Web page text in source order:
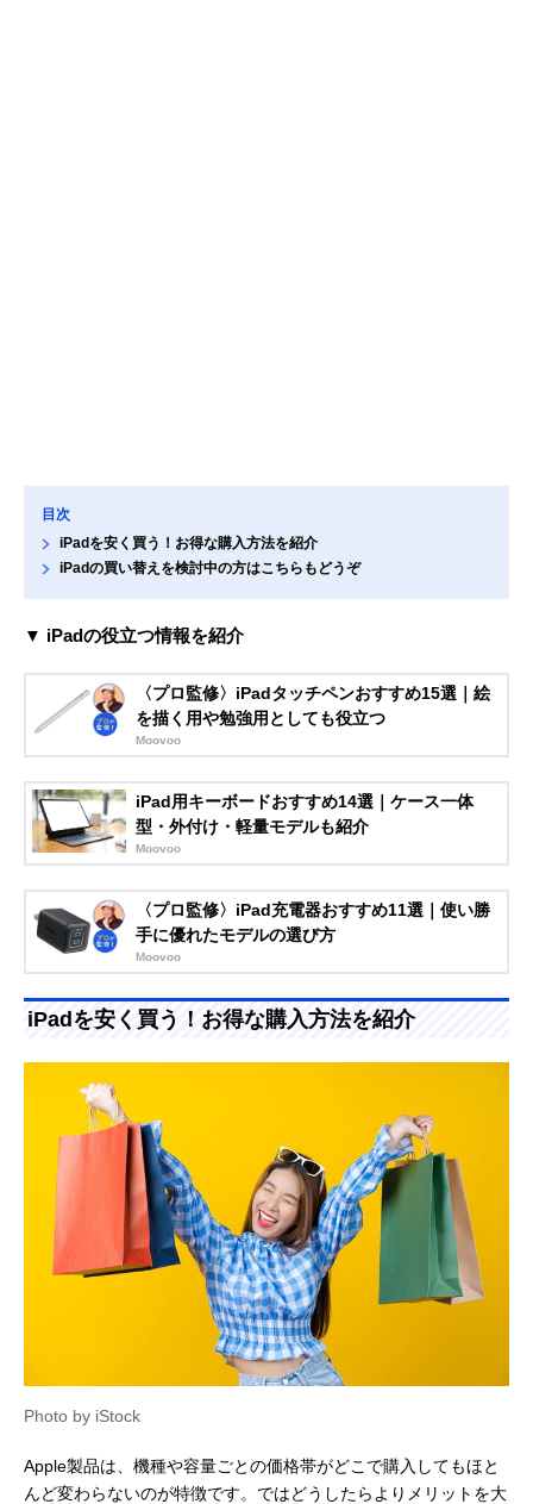
目次
iPadを安く買う！お得な購入方法を紹介
iPadの買い替えを検討中の方はこちらもどうぞ
▼ iPadの役立つ情報を紹介
〈プロ監修〉iPadタッチペンおすすめ15選｜絵
を描く用や勉強用としても役立つ
Moovoo
iPad用キーボードおすすめ14選｜ケース一体
型・外付け・軽量モデルも紹介
Moovoo
〈プロ監修〉iPad充電器おすすめ11選｜使い勝
手に優れたモデルの選び方
Moovoo
iPadを安く買う！お得な購入方法を紹介
Photo by iStock
Apple製品は、機種や容量ごとの価格帯がどこで購入してもほと
んど変わらないのが特徴です。ではどうしたらよりメリットを大